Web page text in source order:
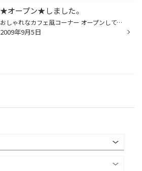
★オープン★しました。
おしゃれなカフェ風コーナー オープンしてました☆ ご案内が遅くなりましたが… サンシェードを取り付けてカフェ ッぽく カフェ風に してみました。 いかがでしょうか？ ～フリードリンクメニュー～ ★日替わりジュース（オレンジ OR りんご) ☆ HOT エスプレッソ ❤ HOT カフェラテ ☆ HO...
2009年9月5日